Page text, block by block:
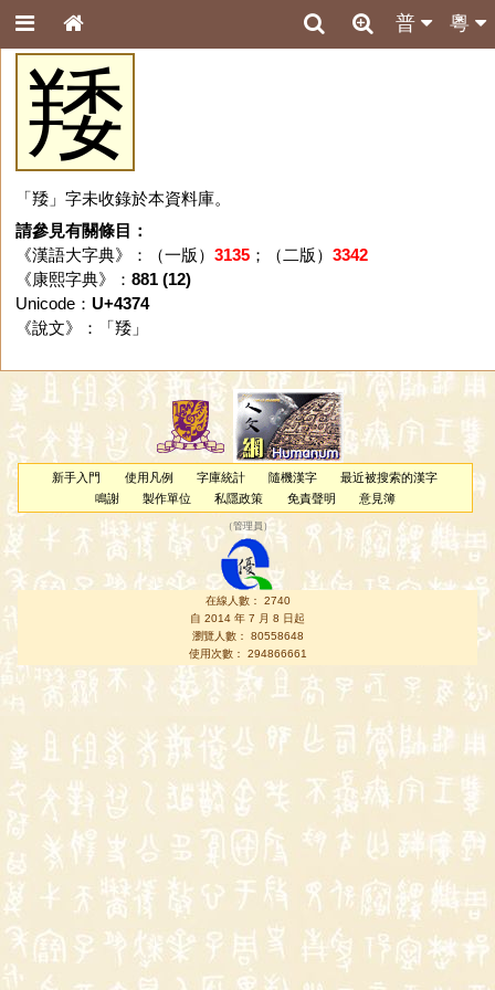
粵
普
䍴
「䍴」字未收錄於本資料庫。
請參見有關條目：
《漢語大字典》：（一版） 3135；（二版） 3342
《康熙字典》： 881 (12)
Unicode： U+4374
《說文》：「 䍴」
新手入門 使用凡例 字庫統計 隨機漢字
最近被搜索的漢字
鳴謝
製作單位 私隱政策 免責聲明 意見簿
（管理員 ）
在線人數： 2740
自 2014 年 7 月 8 日起
瀏覽人數： 80558648
使用次數： 294866661